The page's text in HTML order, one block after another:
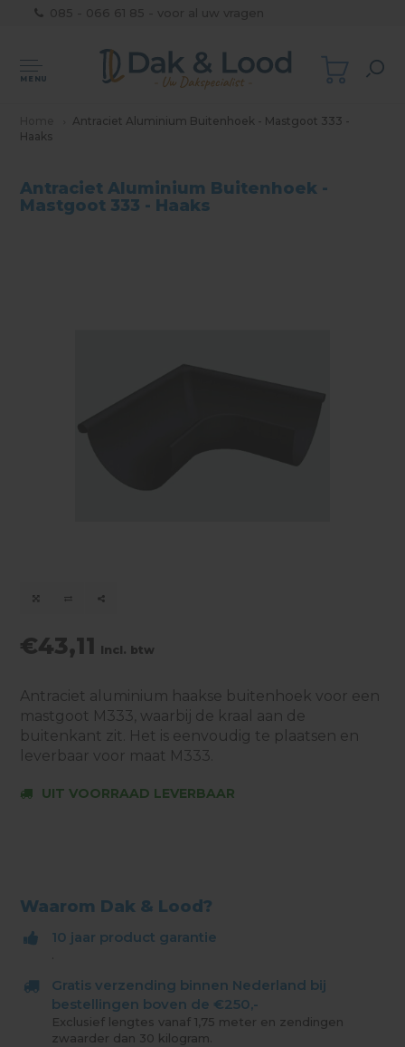
MENU
Antraciet Aluminium Buitenhoek - Mastgoot 333 -
Haaks
Antraciet Aluminium Buitenhoek -
Mastgoot 333 - Haaks
€43,11 Incl. btw
Antraciet aluminium haakse buitenhoek voor een
mastgoot M333, waarbij de kraal aan de
buitenkant zit. Het is eenvoudig te plaatsen en
leverbaar voor maat M333.
UIT VOORRAAD LEVERBAAR
Waarom Dak & Lood?
10 jaar product garantie
.
Gratis verzending binnen Nederland bij
bestellingen boven de €250,-
Exclusief lengtes vanaf 1,75 meter en zendingen
zwaarder dan 30 kilogram.